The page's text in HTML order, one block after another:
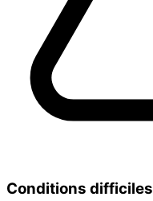
Conditions difficiles